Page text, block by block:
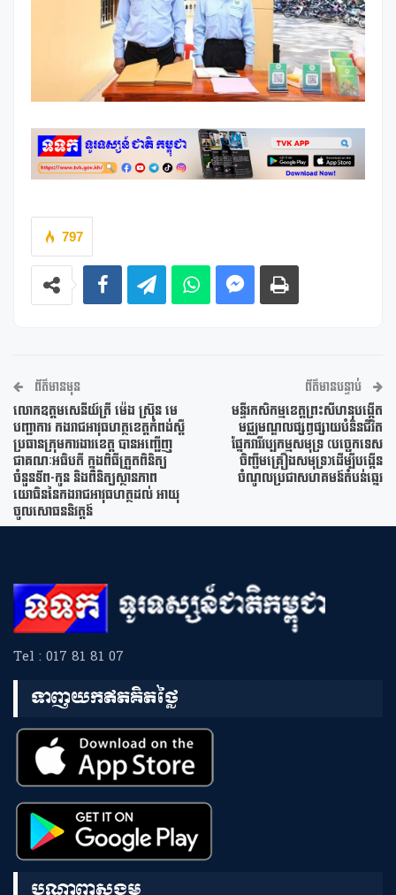
797
ព័ត៌មានមុន
លោកឧត្តមសេនីយ៍ត្រី ម៉េង ស្រ៊ុន មេ
បញ្ជាការ កងរាជអាវុធហត្ថខេត្តកំពង់ស្ពឺ
ប្រធានក្រុមការងារខេត្ត បានអញ្ជើញ
ជាគណៈអធិបតី ក្នុងពិធីត្រួតពិនិត្យ
ចំនួនទ័ព-កូន និងពិនិត្យស្ថានភាព
យោធិននៃកងរាជអាវុធហត្ថដល់ អាយុ
ចូលសោធននិវត្តន៍
ព័ត៌មានបន្ទាប់
មន្ទីរកសិកម្មខេត្តព្រះសីហនុបង្កើត
មជ្ឈមណ្ឌលផ្សព្វផ្សាយបំនិនជីវិត
ផ្នែកវារីវប្បកម្មសមុទ្រ (បច្ចេកទេស
ចិញ្ចឹមគ្រឿងសមុទ្រ)ដើម្បីបង្កើន
ចំណូលប្រជាសហគមន៍តំបន់ឆ្នេរ
Tel : 017 81 81 07
ទាញយកឥតគិតថ្លៃ